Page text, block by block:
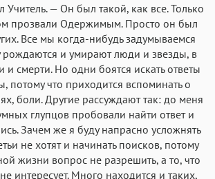
Учитель. — Он был такой, как все. Только
прозвали Одержимым. Просто он был
Все мы когда-нибудь задумываемся
рождаются и умирают люди и звезды, в
смерти. Но одни боятся искать ответы
потому что приходится вспоминать о
боли. Другие рассуждают так: до меня
глупцов пробовали найти ответ и
Зачем же я буду напрасно усложнять
не хотят и начинать поисков, потому
жизни вопрос не разрешить, а то, что
интересует. Много находится и таких,